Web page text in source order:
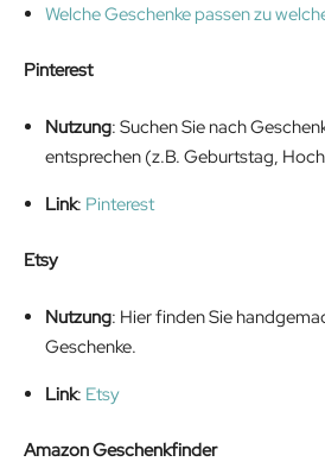
Welche Geschenke passen zu
Pinterest
Nutzung: Suchen Sie nach
entsprechen (z.B. Geburtstag,
Link: Pinterest
Etsy
Nutzung: Hier finden Sie
Geschenke.
Link: Etsy
Amazon Geschenkfinder